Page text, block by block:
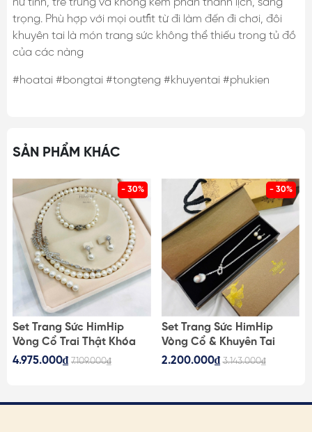
nữ tính, trẻ trung và không kém phần thanh lịch, sang
trọng. Phù hợp với mọi outfit từ đi làm đến đi chơi, đôi
khuyên tai là món trang sức không thể thiếu trong tủ đồ
của các nàng
#hoatai #bongtai #tongteng #khuyentai #phukien
SẢN PHẨM KHÁC
- 30%
Set Trang Sức HimHip
Vòng Cổ Trai Thật Khóa
Lúa 62cm, Vòng Tay,
4.975.000₫ 7.109.000₫
- 30%
Set Trang Sức HimHip
Vòng Cổ & Khuyên Tai
Ngắn Mặt Trai Thật Kèm
2.200.000₫ 3.143.000₫